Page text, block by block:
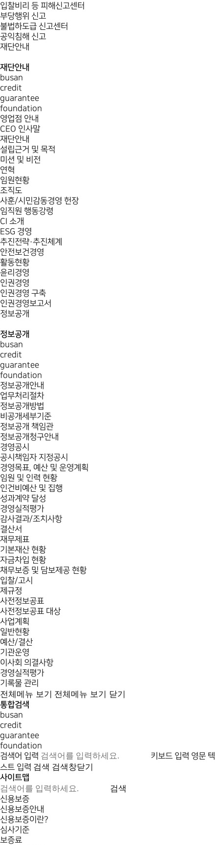
입찰비리 등 피해신고센터
부당행위 신고
불법하도급 신고센터
공익침해 신고
재단안내
재단안내
busan
credit
guarantee
foundation
영업점 안내
CEO 인사말
재단안내
설립근거 및 목적
미션 및 비전
연혁
임원현황
조직도
사훈/시민감동경영 헌장
임직원 행동강령
CI 소개
ESG 경영
추진전략·추진체계
안전보건경영
활동현황
윤리경영
인권경영
인권경영 구축
인권경영보고서
정보공개
정보공개
busan
credit
guarantee
foundation
정보공개안내
업무처리절차
정보공개방법
비공개세부기준
정보공개 책임관
정보공개청구안내
경영공시
공시책임자 지정공시
경영목표, 예산 및 운영계획
임원 및 인력 현황
인건비예산 및 집행
성과계약 달성
경영실적평가
감사결과/조치사항
결산서
재무제표
기본재산 현황
자금차입 현황
채무보증 및 담보제공 현황
입찰/고시
제규정
사전정보공표
사전정보공표 대상
사업계획
일반현황
예산/결산
기관운영
이사회 의결사항
경영실적평가
기록물 관리
전체메뉴 보기 전체메뉴 보기 닫기
통합검색
busan
credit
guarantee
foundation
검색어 입력
키보드 입력 영문 텍
스트 입력 검색 검색창닫기
사이트맵
검색
신용보증
신용보증안내
신용보증이란?
심사기준
보증료